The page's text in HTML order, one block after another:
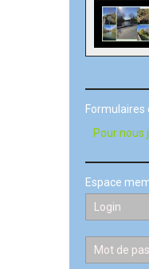
Pour nous
Espace